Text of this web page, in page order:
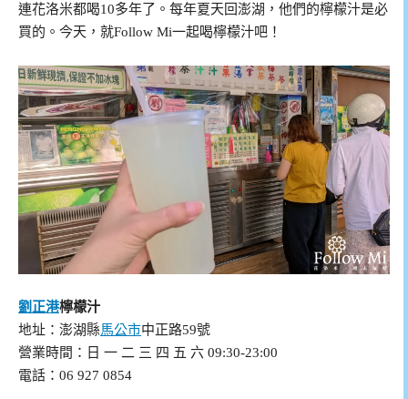
連花洛米都喝10多年了。每年夏天回澎湖，他們的檸檬汁是必
買的。今天，就Follow Mi一起喝檸檬汁吧！
劉正港檸檬汁
地址：澎湖縣馬公市中正路59號
營業時間：日 一 二 三 四 五 六 09:30-23:00
電話：06 927 0854